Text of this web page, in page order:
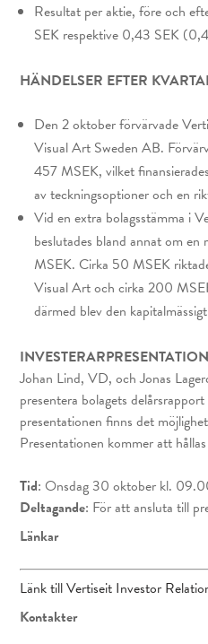
Resultat per aktie, före och
SEK respektive 0,43 SEK
HÄNDELSER EFTER
Den 2 oktober förvärvade
Visual Art Sweden AB.
457 MSEK, vilket
av teckningsoptioner och en
Vid en extra bolagsstämma i
beslutades bland annat om
MSEK. Cirka 50 MSEK
Visual Art och cirka 200
därmed blev den
INVESTERARPRESENTATION
Johan Lind, VD, och Jonas
presentera bolagets
presentationen finns det
Presentationen kommer att
Tid: Onsdag 30 oktober kl.
Deltagande: För att ansluta till
Länkar
Länk till Vertiseit Investor
Kontakter